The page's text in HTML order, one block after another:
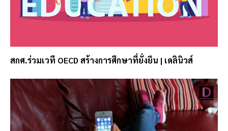
สกศ.ร่วมเวที OECD สร้างการศึกษาที่ยั่งยืน | เดลินิวส์